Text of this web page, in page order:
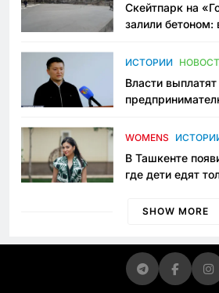
Скейтпарк на
залили бетоном:
пространство
ИСТОРИИ
Власти
приговору
WOMENS
В Ташкенте
где дети едят
просить «кашу
SHOW MORE